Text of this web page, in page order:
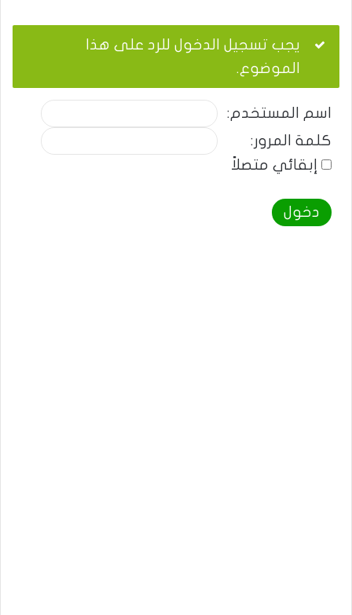
يجب تسجيل الدخول للرد على هذا
الموضوع.
اسم المستخدم:
كلمة المرور:
إبقائي متصلاً
دخول